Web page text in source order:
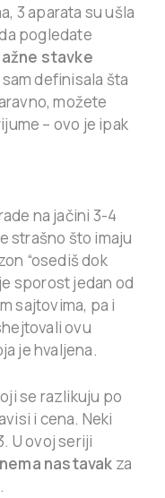
3 aparata su ušla
pogledate
ažne stavke
definisala šta
možete
– ovo je ipak
na jačini 3-4
strašno što imaju
“osediš dok
sporost jedan od
sajtovima, pa i
ovu
je hvaljena.
se razlikuju po
i cena. Neki
U ovoj seriji
nema nastavak za
.